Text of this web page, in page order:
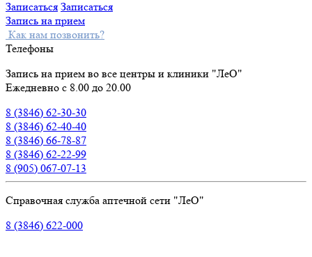
Записаться Записаться
Запись на прием
Как нам позвонить?
Телефоны
Запись на прием во все центры и клиники "ЛеО"
Ежедневно с 8.00 до 20.00
8 (3846) 62-30-30
8 (3846) 62-40-40
8 (3846) 66-78-87
8 (3846) 62-22-99
8 (905) 067-07-13
Справочная служба аптечной сети "ЛеО"
8 (3846) 622-000